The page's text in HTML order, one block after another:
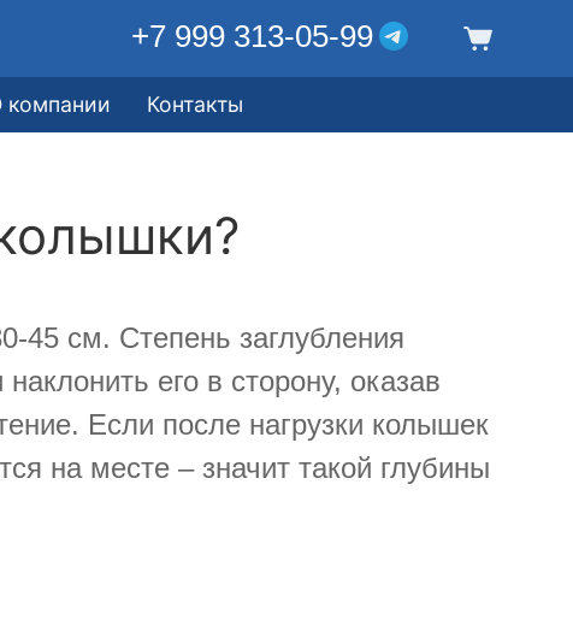
+7 999 313-05-99
компании Контакты
45 см. Степень заглубления
его в сторону, оказав
Если после нагрузки колышек
на месте – значит такой глубины